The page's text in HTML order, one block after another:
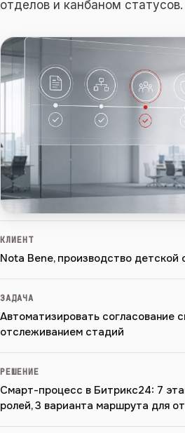
отделов и канбаном статусов.
КЛИЕНТ
Nota Bene, производство
ЗАДАЧА
Автоматизировать согласование
отслеживанием стадий
РЕШЕНИЕ
Смарт-процесс в Битрикс24: 7
ролей, 3 варианта маршрута для